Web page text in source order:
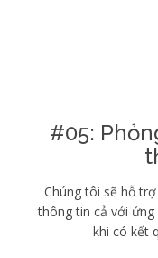
#05:
Chúng tôi sẽ hỗ
thông tin cả với
khi có kết